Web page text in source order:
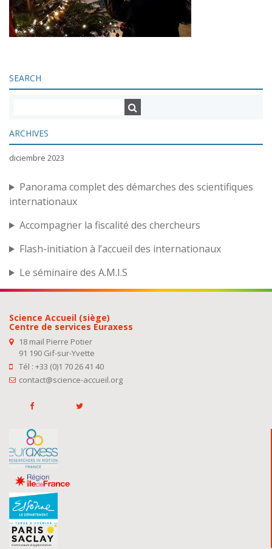
SEARCH
ARCHIVES
diciembre 2023
Panorama complet des démarches des scientifiques
internationaux
Accompagner la fiscalité des chercheurs
Flash-initiation à l’accueil des internationaux
Le séminaire des A.M.I.S
Science Accueil (siège)
Centre de services Euraxess
18 mail Pierre Potier
91 190 Gif-sur-Yvette
Tél : +33 (0)1 70 26 41 40
contact@science-accueil.org